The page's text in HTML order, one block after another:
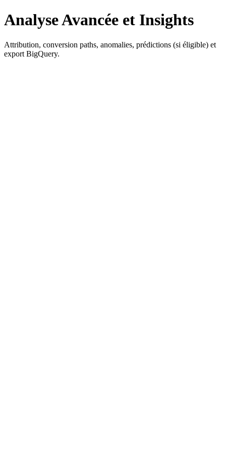
Analyse Avancée et Insights
Attribution, conversion paths, anomalies, prédictions (si éligible) et
export BigQuery.